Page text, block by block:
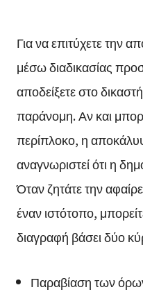
Για να επιτύχετε την
μέσω διαδικασίας
αποδείξετε στο
παράνομη. Αν και
περίπλοκο, η
αναγνωριστεί ότι η
Όταν ζητάτε την
έναν ιστότοπο,
διαγραφή βάσει δύο
Παραβίαση των